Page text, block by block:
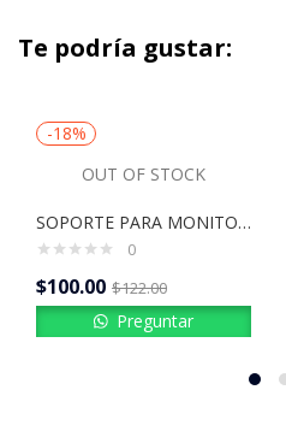
Te podría gustar:
-18%
OUT OF STOCK
SOPORTE PARA MONITOR ON STAGE
0
$100.00 $122.00
Preguntar